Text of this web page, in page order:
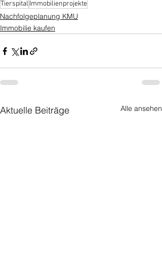
Tierspital Immobilienprojekte
Nachfolgeplanung KMU
Immobilie kaufen
Aktuelle Beiträge Alle ansehen